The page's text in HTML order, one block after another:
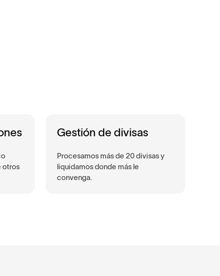
otros
Gestión de divisas
Procesamos más de 20 divisas y
liquidamos donde más le
convenga.